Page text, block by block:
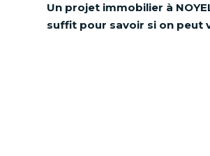
Un projet immobilier à
suffit pour savoir si on peut